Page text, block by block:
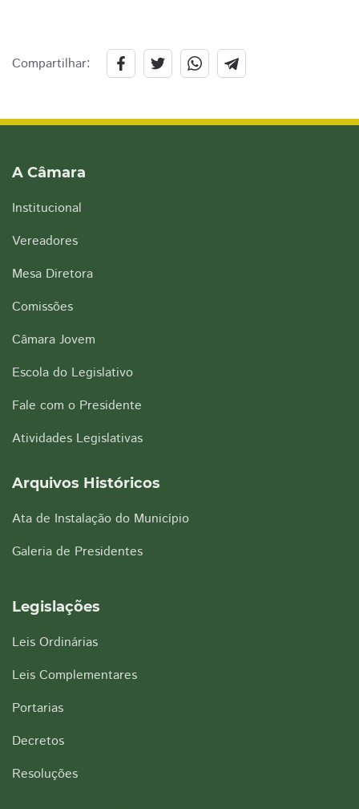
Compartilhar:
A Câmara
Institucional
Vereadores
Mesa Diretora
Comissões
Câmara Jovem
Escola do Legislativo
Fale com o Presidente
Atividades Legislativas
Arquivos Históricos
Ata de Instalação do Município
Galeria de Presidentes
Legislações
Leis Ordinárias
Leis Complementares
Portarias
Decretos
Resoluções